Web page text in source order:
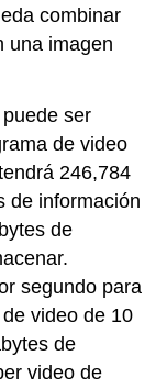
combinar
una imagen
ser
de video
246,784
de información
de
segundo para
video de 10
de
video de